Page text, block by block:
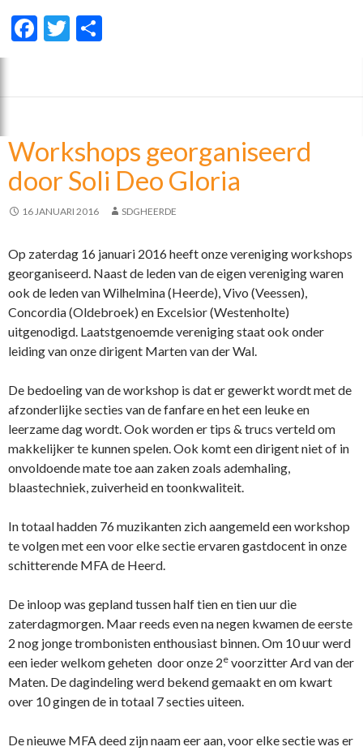
F
b
o
k
T
er n
Workshops georganiseerd
door Soli Deo Gloria
16 JANUARI 2016 SDGHEERDE
Op zaterdag 16 januari 2016 heeft onze vereniging workshops
georganiseerd. Naast de leden van de eigen vereniging waren
ook de leden van Wilhelmina (Heerde), Vivo (Veessen),
Concordia (Oldebroek) en Excelsior (Westenholte)
uitgenodigd. Laatstgenoemde vereniging staat ook onder
leiding van onze dirigent Marten van der Wal.
De bedoeling van de workshop is dat er gewerkt wordt met de
afzonderlijke secties van de fanfare en het een leuke en
leerzame dag wordt. Ook worden er tips & trucs verteld om
makkelijker te kunnen spelen. Ook komt een dirigent niet of in
onvoldoende mate toe aan zaken zoals ademhaling,
blaastechniek, zuiverheid en toonkwaliteit.
In totaal hadden 76 muzikanten zich aangemeld een workshop
te volgen met een voor elke sectie ervaren gastdocent in onze
schitterende MFA de Heerd.
De inloop was gepland tussen half tien en tien uur die
zaterdagmorgen. Maar reeds even na negen kwamen de eerste
2 nog jonge trombonisten enthousiast binnen. Om 10 uur werd
een ieder welkom geheten door onze 2e voorzitter Ard van der
Maten. De dagindeling werd bekend gemaakt en om kwart
over 10 gingen de in totaal 7 secties uiteen.
De nieuwe MFA deed zijn naam eer aan, voor elke sectie was er